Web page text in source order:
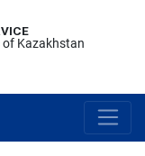
of Kazakhstan